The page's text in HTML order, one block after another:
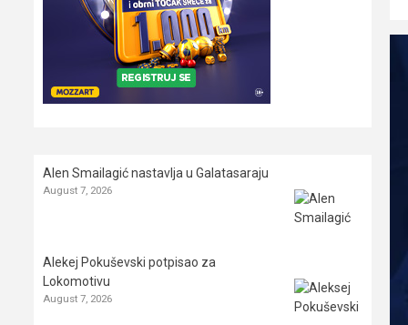
Alen Smailagić nastavlja u Galatasaraju
August 7, 2026
Alekej Pokuševski potpisao za
Lokomotivu
August 7, 2026